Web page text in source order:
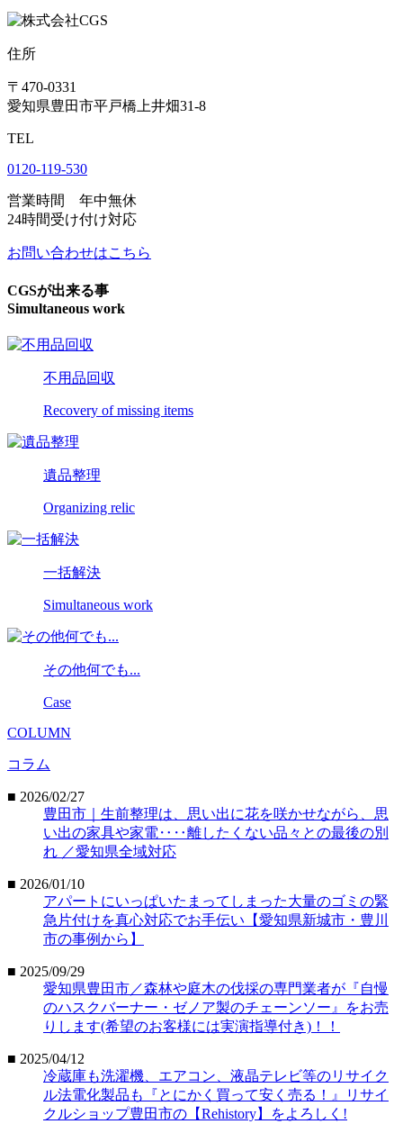
住所
〒470-0331
愛知県豊田市平戸橋上井畑31-8
TEL
0120-119-530
営業時間 年中無休
24時間受け付け対応
お問い合わせはこちら
CGSが出来る事
Simultaneous work
不用品回収
Recovery of missing items
遺品整理
Organizing relic
一括解決
Simultaneous work
その他何でも...
Case
COLUMN
コラム
■ 2026/02/27
豊田市｜生前整理は、思い出に花を咲かせながら、思
い出の家具や家電‥‥離したくない品々との最後の別
れ ／愛知県全域対応
■ 2026/01/10
アパートにいっぱいたまってしまった大量のゴミの緊
急片付けを真心対応でお手伝い【愛知県新城市・豊川
市の事例から】
■ 2025/09/29
愛知県豊田市／森林や庭木の伐採の専門業者が『自慢
のハスクバーナー・ゼノア製のチェーンソー』をお売
りします(希望のお客様には実演指導付き)！！
■ 2025/04/12
冷蔵庫も洗濯機、エアコン、液晶テレビ等のリサイク
ル法電化製品も『とにかく買って安く売る！』リサイ
クルショップ豊田市の【Rehistory】をよろしく!